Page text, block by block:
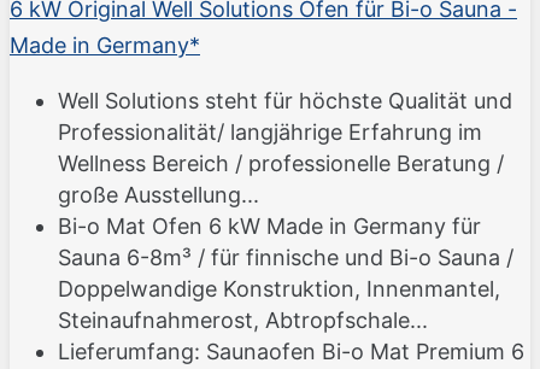
6 kW Original Well Solutions Ofen für Bi-o Sauna -
Made in Germany*
Well Solutions steht für höchste Qualität und
Professionalität/ langjährige Erfahrung im
Wellness Bereich / professionelle Beratung /
große Ausstellung...
Bi-o Mat Ofen 6 kW Made in Germany für
Sauna 6-8m³ / für finnische und Bi-o Sauna /
Doppelwandige Konstruktion, Innenmantel,
Steinaufnahmerost, Abtropfschale...
Lieferumfang: Saunaofen Bi-o Mat Premium 6